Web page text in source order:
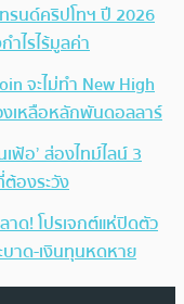
ทรนด์คริปโทฯ ปี 2026
ไรไร้มูลค่า
จะไม่ทำ New High
งเหลือหลักพันดอลลาร์
ฟ้อ’ ส่องไทม์ไลน์ 3
องระวัง
ด! โปรเจกต์แห่ปิดตัว
บาด-เงินทุนหดหาย